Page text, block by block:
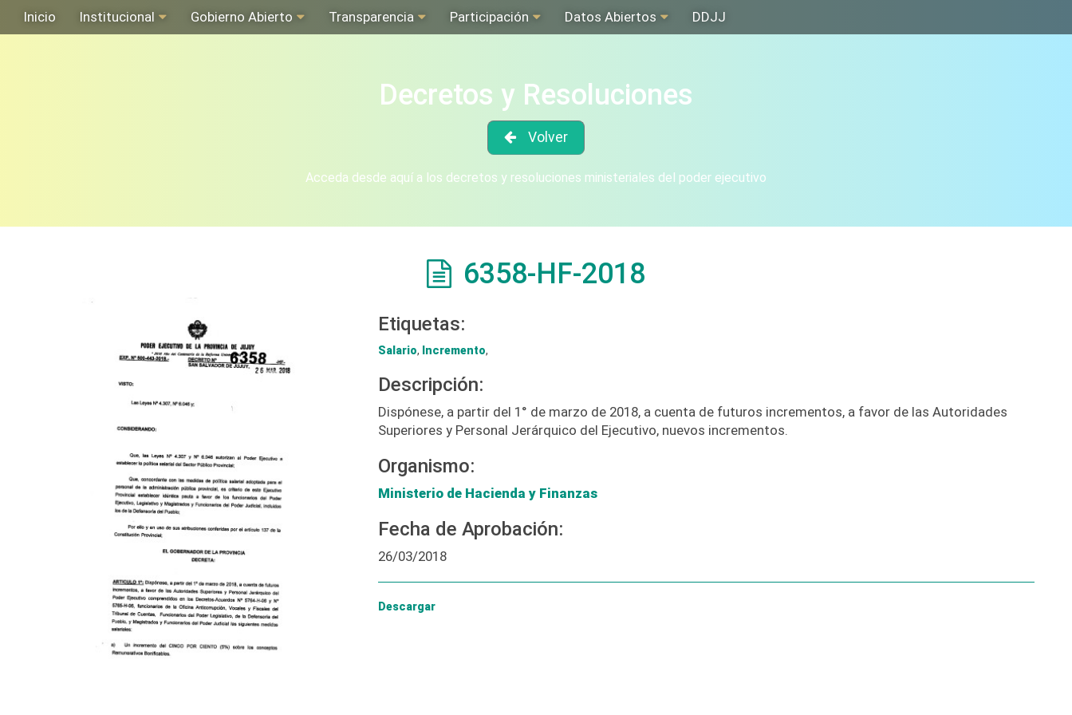
Inicio Institucional Gobierno Abierto Transparencia Participación Datos Abiertos DDJJ
Decretos y Resoluciones
Volver
Acceda desde aquí a los decretos y resoluciones ministeriales del poder ejecutivo
6358-HF-2018
Etiquetas:
Salario, Incremento,
Descripción:
Dispónese, a partir del 1° de marzo de 2018, a cuenta de futuros incrementos, a favor de las Autoridades
Superiores y Personal Jerárquico del Ejecutivo, nuevos incrementos.
Organismo:
Ministerio de Hacienda y Finanzas
Fecha de Aprobación:
26/03/2018
Descargar